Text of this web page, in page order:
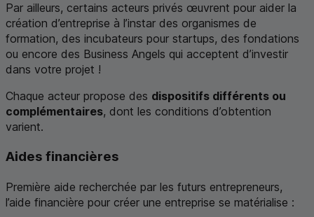
Par ailleurs, certains acteurs privés œuvrent pour aider la
création d’entreprise à l’instar des organismes de
formation, des incubateurs pour startups, des fondations
ou encore des Business Angels qui acceptent d’investir
dans votre projet !
Chaque acteur propose des dispositifs différents ou
complémentaires, dont les conditions d’obtention
varient.
Aides financières
Première aide recherchée par les futurs entrepreneurs,
l’aide financière pour créer une entreprise se matérialise :